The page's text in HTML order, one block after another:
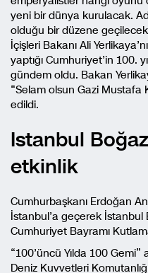
yeni bir dünya kurulacak.
olduğu bir düzene
İçişleri Bakanı Ali
yaptığı Cumhuriyet’in 100.
gündem oldu. Bakan
“Selam olsun Gazi Mustafa
edildi.
Istanbul
etkinlik
Cumhurbaşkanı Erdoğan
İstanbul’a geçerek İstanbul
Cumhuriyet Bayramı
“100’üncü Yılda 100
Deniz Kuvvetleri